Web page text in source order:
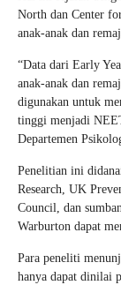
North dan Center
anak-anak dan
“Data dari Early
anak-anak dan
digunakan untuk
tinggi menjadi
Departemen
Penelitian ini
Research, UK
Council, dan
Warburton dapat
Para peneliti
hanya dapat dinilai